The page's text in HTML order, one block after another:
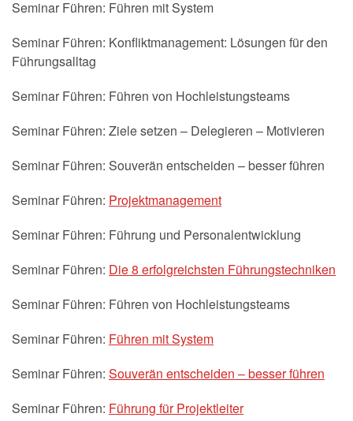
Seminar Führen: Führen mit System
Seminar Führen: Konfliktmanagement: Lösungen für den
Führungsalltag
Seminar Führen: Führen von Hochleistungsteams
Seminar Führen: Ziele setzen – Delegieren – Motivieren
Seminar Führen: Souverän entscheiden – besser führen
Seminar Führen: Projektmanagement
Seminar Führen: Führung und Personalentwicklung
Seminar Führen: Die 8 erfolgreichsten Führungstechniken
Seminar Führen: Führen von Hochleistungsteams
Seminar Führen: Führen mit System
Seminar Führen: Souverän entscheiden – besser führen
Seminar Führen: Führung für Projektleiter